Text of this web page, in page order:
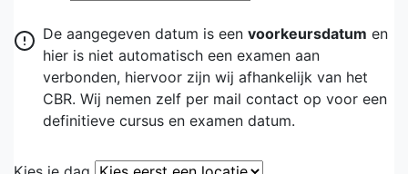
De aangegeven datum is een voorkeursdatum en
hier is niet automatisch een examen aan
verbonden, hiervoor zijn wij afhankelijk van het
CBR. Wij nemen zelf per mail contact op voor een
definitieve cursus en examen datum.